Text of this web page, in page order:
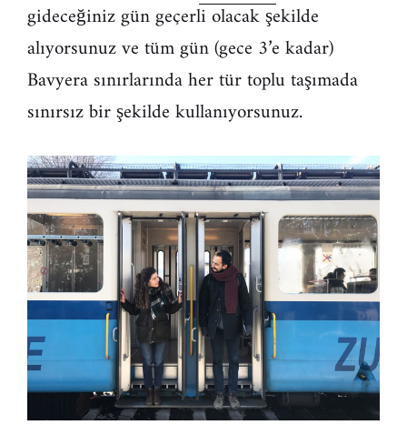
gideceğiniz gün geçerli olacak şekilde
alıyorsunuz ve tüm gün (gece 3’e kadar)
Bavyera sınırlarında her tür toplu taşımada
sınırsız bir şekilde kullanıyorsunuz.